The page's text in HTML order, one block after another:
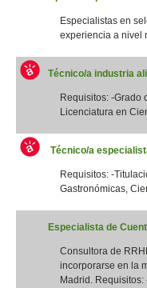
Especialistas en
experiencia a nivel
Técnico/a industria
Requisitos: -Grado
Licenciatura en
Técnico/a
Requisitos: -
Gastronómicas,
Especialista de
Consultora de
incorporarse en la
Madrid. Requisitos: